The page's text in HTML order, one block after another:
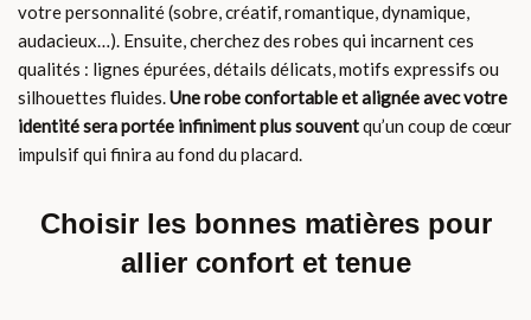
votre personnalité (sobre, créatif, romantique, dynamique,
audacieux…). Ensuite, cherchez des robes qui incarnent ces
qualités : lignes épurées, détails délicats, motifs expressifs ou
silhouettes fluides.Une robe confortable et alignée avec votre
identité sera portée infiniment plus souventqu’un coup de cœur
impulsif qui finira au fond du placard.
Choisir les bonnes matières pour
allier confort et tenue